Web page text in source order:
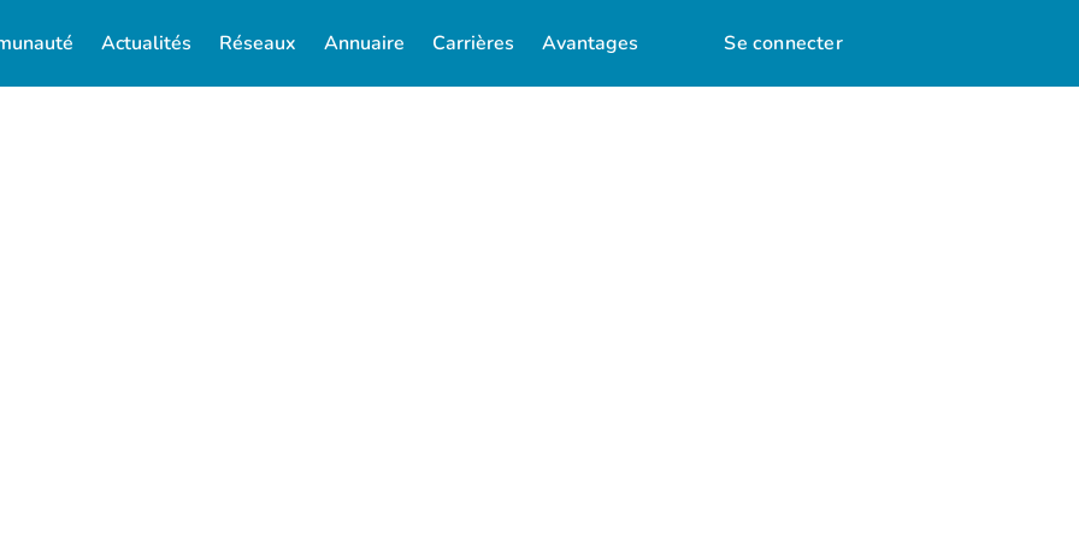
Actualités Réseaux Annuaire Carrières Avantages Se connecter